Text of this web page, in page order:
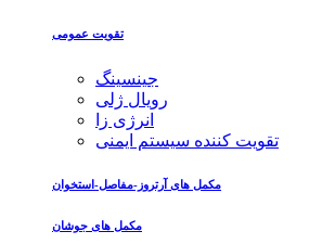
تقویت عمومی
جینسینگ
رویال ژلی
انرژی زا
تقویت کننده سیستم ایمنی
مکمل های آرتروز-مفاصل-استخوان
مکمل های جوشان